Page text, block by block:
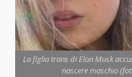
La figlia trans di Elon Musk
nascere maschio